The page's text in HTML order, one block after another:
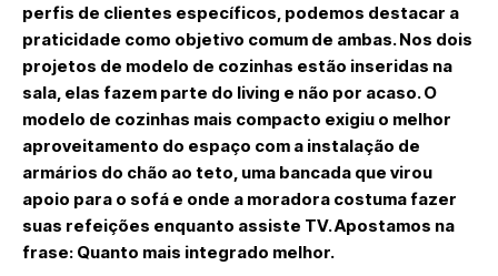
perfis de clientes específicos, podemos destacar a
praticidade como objetivo comum de ambas. Nos dois
projetos de modelo de cozinhas estão inseridas na
sala, elas fazem parte do living e não por acaso. O
modelo de cozinhas mais compacto exigiu o melhor
aproveitamento do espaço com a instalação de
armários do chão ao teto, uma bancada que virou
apoio para o sofá e onde a moradora costuma fazer
suas refeições enquanto assiste TV. Apostamos na
frase: Quanto mais integrado melhor.